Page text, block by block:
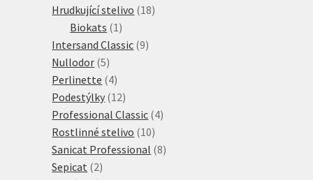
Hrudkující stelivo 1818
Biokats 1 1
produkt
Intersand Classic 99
Nullodor 55
produktů
Perlinette 44
produkty
Podestýlky 1212
produktů
Professional Classic 44
Rostlinné stelivo 1010
produktů
Sanicat Professional 88
Sepicat 22